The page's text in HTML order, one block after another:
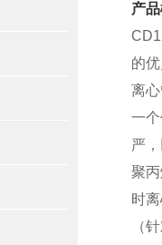
产
的
离
一
严
聚
时
（